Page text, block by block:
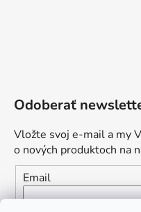
Odoberať
Vložte svoj e-mail a my
o nových produktoch na
Email